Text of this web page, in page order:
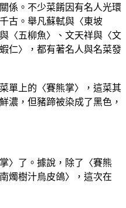
係。不少菜餚因有名人光環
古。舉凡蘇軾與〈東坡
〈五柳魚〉、文天祥與〈文
仁〉，都有著名人與名菜發
單上的〈賽熊掌〉，這菜其
濃，但豬蹄被染成了黑色，
〉了。據說，除了〈賽熊
燭樹汁烏皮鴿〉，這次在